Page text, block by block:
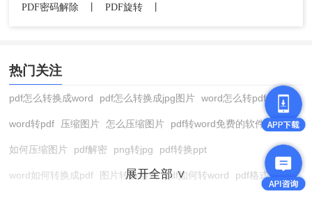
PDF密码解除
PDF旋转
热门关注
pdf怎么转换成word pdf怎么转换成jpg图片 word怎么转pdf
word转pdf 压缩图片 怎么压缩图片 pdf转word免费的软件
如何压缩图片 pdf解密 png转jpg pdf转换ppt
word如何转换成pdf 图片转换格式 pdf如何转word pdf格式转换
展开全部 ∨